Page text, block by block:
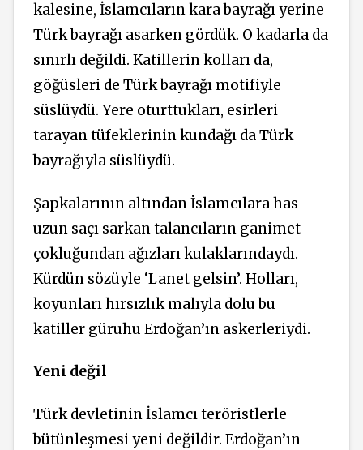
kalesine, İslamcıların kara bayrağı yerine
Türk bayrağı asarken gördük. O kadarla da
sınırlı değildi. Katillerin kolları da,
göğüsleri de Türk bayrağı motifiyle
süslüydü. Yere oturttukları, esirleri
tarayan tüfeklerinin kundağı da Türk
bayrağıyla süslüydü.
Şapkalarının altından İslamcılara has
uzun saçı sarkan talancıların ganimet
çokluğundan ağızları kulaklarındaydı.
Kürdün sözüyle ‘Lanet gelsin’. Holları,
koyunları hırsızlık malıyla dolu bu
katiller güruhu Erdoğan’ın askerleriydi.
Yeni değil
Türk devletinin İslamcı teröristlerle
bütünleşmesi yeni değildir. Erdoğan’ın